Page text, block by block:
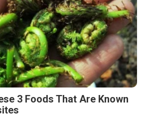
3 Foods That Are Known